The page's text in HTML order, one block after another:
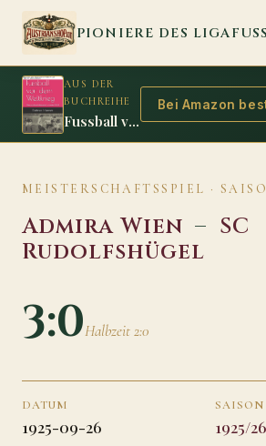
Zum Inhalt springen
PIONIERE DES
AUS DER
BUCHREIHE
Fussball vor dem Weltkrieg
Bei Amazon
MEISTERSCHAFTSSPIEL ·
Admira Wien – SC
Rudolfshügel
3:0Halbzeit 2:0
DATUM
1925-09-26
SAISON
1925/26